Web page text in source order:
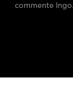
commente Ingo.